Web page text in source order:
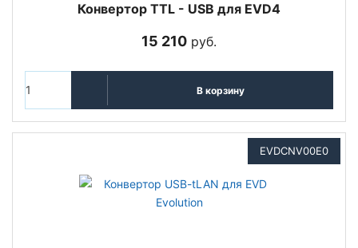
Конвертор TTL - USB для EVD4
15 210 руб.
В корзину
EVDCNV00E0